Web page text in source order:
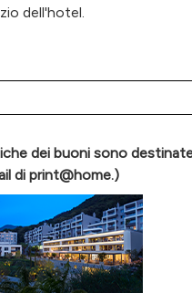
dell'hotel.
dei buoni sono
di print@home.)